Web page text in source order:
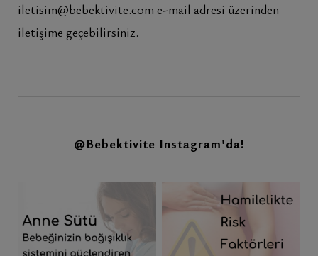
iletisim@bebektivite.com e-mail adresi üzerinden
iletişime geçebilirsiniz.
@Bebektivite Instagram'da!